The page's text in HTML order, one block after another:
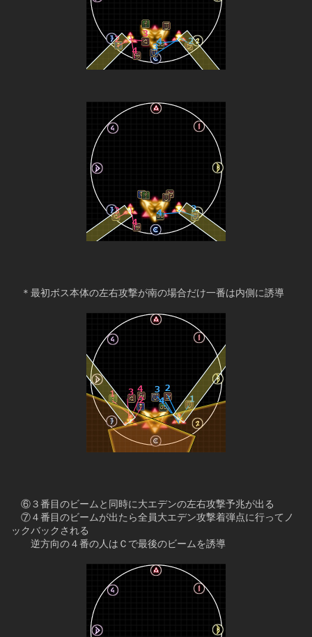
＊最初ボス本体の左右攻撃が南の場合だけ一番は内側に誘導
⑥３番目のビームと同時に大エデンの左右攻撃予兆が出る
⑦４番目のビームが出たら全員大エデン攻撃着弾点に行ってノ
ックバックされる
逆方向の４番の人はＣで最後のビームを誘導